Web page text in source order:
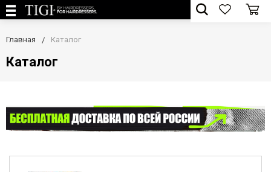
Главная Каталог
Каталог